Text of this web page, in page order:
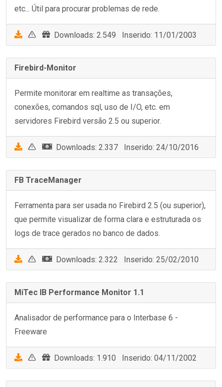
etc... Útil para procurar problemas de rede.
Downloads: 2.549 Inserido: 11/01/2003
Firebird-Monitor
Permite monitorar em realtime as transações,
conexões, comandos sql, uso de I/O, etc. em
servidores Firebird versão 2.5 ou superior.
Downloads: 2.337 Inserido: 24/10/2016
FB TraceManager
Ferramenta para ser usada no Firebird 2.5 (ou superior),
que permite visualizar de forma clara e estruturada os
logs de trace gerados no banco de dados.
Downloads: 2.322 Inserido: 25/02/2010
MiTec IB Performance Monitor 1.1
Analisador de performance para o Interbase 6 -
Freeware
Downloads: 1.910 Inserido: 04/11/2002